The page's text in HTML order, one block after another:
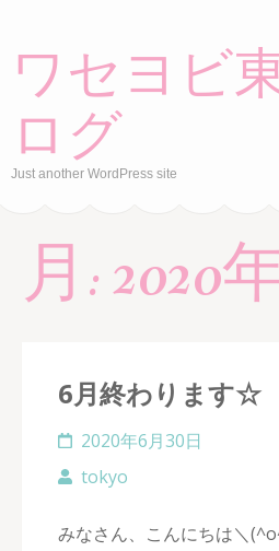
content
ワセヨビ
ログ
Just another WordPress site
月:2020
6月終わります☆
2020年6月30日
tokyo
みなさん、こんにちは＼